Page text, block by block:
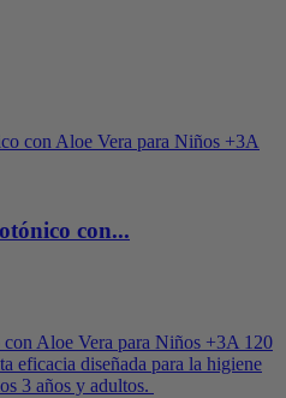
con...
Aloe Vera para Niños +3A 120
eficacia diseñada para la higiene
3 años y adultos.